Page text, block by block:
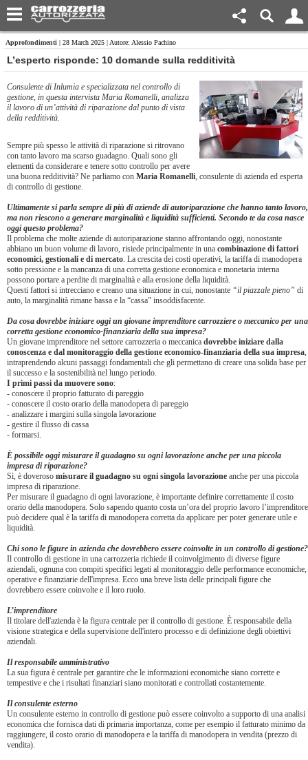
Approfondimenti | 28 March 2025 | Autore: Alessio Pachino
L’esperto risponde: 10 domande sulla redditività
Consulente di Inlumia e specializzata nel controllo di
gestione, in questa intervista Maria Romanelli, analizza
il lavoro di un’attività di riparazione dal punto di vista
della redditività.
Sempre più spesso le attività di riparazione si ritrovano
con tanto lavoro ma scarso guadagno. Quali sono gli
elementi da considerare e tenere sotto controllo per avere
una buona redditività? Ne parliamo con Maria Romanelli, consulente di azienda ed esperta
di controllo di gestione.
Ultimamente si parla sempre di più di aziende di autoriparazione che hanno tanto lavoro,
ma non riescono a generare marginalità e liquidità sufficienti. Secondo te da cosa nasce
oggi questo problema?
Il problema che molte aziende di autoriparazione stanno affrontando oggi, nonostante
abbiano un buon volume di lavoro, risiede principalmente in una combinazione di fattori
economici, gestionali e di mercato. La crescita dei costi operativi, la tariffa di manodopera
sotto pressione e la mancanza di una corretta gestione economica e monetaria interna
possono portare a perdite di marginalità e alla erosione della liquidità.
Questi fattori si intrecciano e creano una situazione in cui, nonostante “il piazzale pieno” di
auto, la marginalità rimane bassa e la “cassa” insoddisfacente.
Da cosa dovrebbe iniziare oggi un giovane imprenditore carrozziere o meccanico per una
corretta gestione economico-finanziaria della sua impresa?
Un giovane imprenditore nel settore carrozzeria o meccanica dovrebbe iniziare dalla
conoscenza e dal monitoraggio della gestione economico-finanziaria della sua impresa,
intraprendendo alcuni passaggi fondamentali che gli permettano di creare una solida base per
il successo e la sostenibilità nel lungo periodo.
I primi passi da muovere sono:
- conoscere il proprio fatturato di pareggio
- conoscere il costo orario della manodopera di pareggio
- analizzare i margini sulla singola lavorazione
- gestire il flusso di cassa
- formarsi.
È possibile oggi misurare il guadagno su ogni lavorazione anche per una piccola
impresa di riparazione?
Sì, è doveroso misurare il guadagno su ogni singola lavorazione anche per una piccola
impresa di riparazione.
Per misurare il guadagno di ogni lavorazione, è importante definire correttamente il costo
orario della manodopera. Solo sapendo quanto costa un’ora del proprio lavoro l’imprenditore
può decidere qual è la tariffa di manodopera corretta da applicare per poter generare utile e
liquidità.
Chi sono le figure in azienda che dovrebbero essere coinvolte in un controllo di gestione?
Il controllo di gestione in una carrozzeria richiede il coinvolgimento di diverse figure
aziendali, ognuna con compiti specifici legati al monitoraggio delle performance economiche,
operative e finanziarie dell'impresa. Ecco una breve lista delle principali figure che
dovrebbero essere coinvolte e il loro ruolo.
L’imprenditore
Il titolare dell'azienda è la figura centrale per il controllo di gestione. È responsabile della
visione strategica e della supervisione dell'intero processo e di definizione degli obiettivi
aziendali.
Il responsabile amministrativo
La sua figura è centrale per garantire che le informazioni economiche siano corrette e
tempestive e che i risultati finanziari siano monitorati e controllati costantemente.
Il consulente esterno
Un consulente esterno in controllo di gestione può essere coinvolto a supporto di una analisi
economica che fornisca dati di primaria importanza, come per esempio il fatturato minimo da
raggiungere, il costo orario di manodopera e la tariffa di manodopera in vendita (prezzo di
vendita).